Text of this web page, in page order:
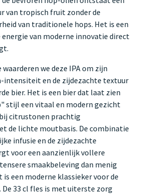
van tropisch fruit zonder de
van traditionele hops. Het is een
energie van moderne innovatie direct
waarderen we deze IPA om zijn
intensiteit en de zijdezachte textuur
bier. Het is een bier dat laat zien
stijl een vitaal en modern gezicht
citrustonen prachtig
de lichte moutbasis. De combinatie
infusie en de zijdezachte
voor een aanzienlijk vollere
smaakbeleving dan menig
is een moderne klassieker voor de
33 cl fles is met uiterste zorg